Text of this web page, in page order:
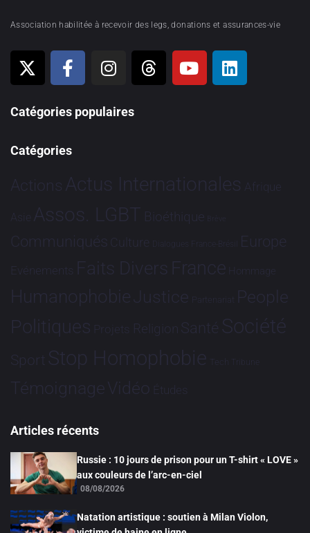
Association habilitée à recevoir des legs, donations et assurances-vie
Catégories populaires
Catégories
Actions Actus Internationales Afrique
Asie Assos. LGBT Bioéthique Brève
Communiqués Culture Dialogues France-Brésil Europe
Evénements Faits Divers France Hommage
HumanophobieJustice Partenariat People
Politiques Projets Religion Santé Société
Sport Stop Homophobie Tech Tribune
TémoignageVidéo Études
Articles récents
Russie : 10 jours de prison pour un T-shirt « LOVE »
aux couleurs de l’arc-en-ciel
08/08/2026
Natation artistique : soutien à Milan Violon,